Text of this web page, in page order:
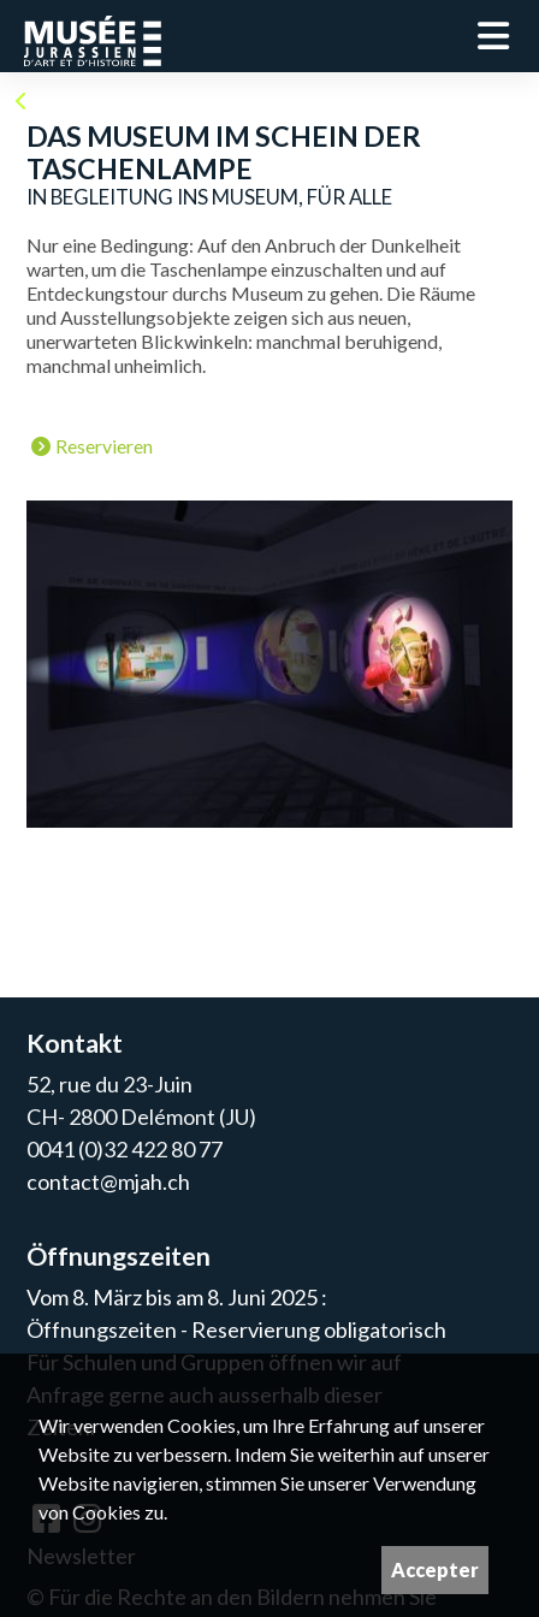
DAS MUSEUM IM SCHEIN DER
TASCHENLAMPE
IN BEGLEITUNG INS MUSEUM, FÜR ALLE
Nur eine Bedingung: Auf den Anbruch der Dunkelheit
warten, um die Taschenlampe einzuschalten und auf
Entdeckungstour durchs Museum zu gehen. Die Räume
und Ausstellungsobjekte zeigen sich aus neuen,
unerwarteten Blickwinkeln: manchmal beruhigend,
manchmal unheimlich.
Reservieren
Kontakt
52, rue du 23-Juin
CH- 2800 Delémont (JU)
0041 (0)32 422 80 77
contact@mjah.ch
Öffnungszeiten
Vom 8. März bis am 8. Juni 2025 :
Öffnungszeiten - Reservierung obligatorisch
Für Schulen und Gruppen öffnen wir auf
Anfrage gerne auch ausserhalb dieser
Zeiten.
Newsletter
© Für die Rechte an den Bildern nehmen Sie
Wir verwenden Cookies, um Ihre Erfahrung auf unserer
Website zu verbessern. Indem Sie weiterhin auf unserer
Website navigieren, stimmen Sie unserer Verwendung
von Cookies zu.
Accepter